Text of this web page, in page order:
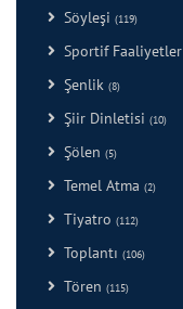
Söyleşi (119)
Sportif Faaliyetler
Şenlik (8)
Şiir Dinletisi (10)
Şölen (5)
Temel Atma (2)
Tiyatro (112)
Toplantı (106)
Tören (115)